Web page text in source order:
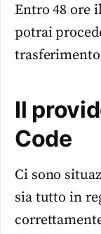
Entro 48 ore
potrai
Il
Code
Ci sono
sia tutto in